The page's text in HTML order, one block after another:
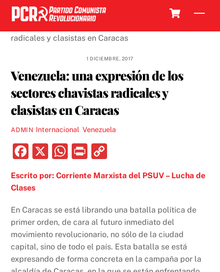
Skip
content
1 DICIEMBRE, 2017
Venezuela: una expresión de los
sectores chavistas radicales y
clasistas en Caracas
ADMIN Internacional Venezuela
F
c
b
o
o
k
X
W
at
A
p
p
P
nt p
Li
n
k
Escrito por: Corriente Marxista del PSUV – Lucha de
Clases
En Caracas se está librando una batalla política de
primer orden, de cara al futuro inmediato del
movimiento revolucionario, no sólo de la ciudad
capital, sino de todo el país. Esta batalla se está
expresando de forma concreta en la campaña por la